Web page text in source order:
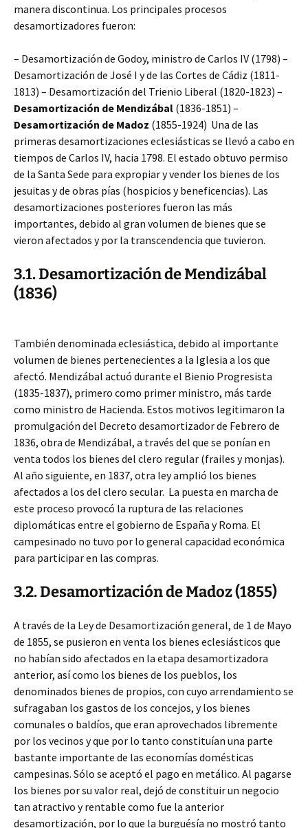
manera discontinua. Los principales procesos
desamortizadores fueron:
– Desamortización de Godoy, ministro de Carlos IV (1798) –
Desamortización de José I y de las Cortes de Cádiz (1811-
1813) – Desamortización del Trienio Liberal (1820-1823) –
Desamortización de Mendizábal (1836-1851) –
Desamortización de Madoz (1855-1924) Una de las
primeras desamortizaciones eclesiásticas se llevó a cabo en
tiempos de Carlos IV, hacia 1798. El estado obtuvo permiso
de la Santa Sede para expropiar y vender los bienes de los
jesuitas y de obras pías (hospicios y beneficencias). Las
desamortizaciones posteriores fueron las más
importantes, debido al gran volumen de bienes que se
vieron afectados y por la transcendencia que tuvieron.
3.1. Desamortización de Mendizábal
(1836)
También denominada eclesiástica, debido al importante
volumen de bienes pertenecientes a la Iglesia a los que
afectó. Mendizábal actuó durante el Bienio Progresista
(1835-1837), primero como primer ministro, más tarde
como ministro de Hacienda. Estos motivos legitimaron la
promulgación del Decreto desamortizador de Febrero de
1836, obra de Mendizábal, a través del que se ponían en
venta todos los bienes del clero regular (frailes y monjas).
Al año siguiente, en 1837, otra ley amplió los bienes
afectados a los del clero secular. La puesta en marcha de
este proceso provocó la ruptura de las relaciones
diplomáticas entre el gobierno de España y Roma. El
campesinado no tuvo por lo general capacidad económica
para participar en las compras.
3.2. Desamortización de Madoz (1855)
A través de la Ley de Desamortización general, de 1 de Mayo
de 1855, se pusieron en venta los bienes eclesiásticos que
no habían sido afectados en la etapa desamortizadora
anterior, así como los bienes de los pueblos, los
denominados bienes de propios, con cuyo arrendamiento se
sufragaban los gastos de los concejos, y los bienes
comunales o baldíos, que eran aprovechados libremente
por los vecinos y que por lo tanto constituían una parte
bastante importante de las economías domésticas
campesinas. Sólo se aceptó el pago en metálico. Al pagarse
los bienes por su valor real, dejó de constituir un negocio
tan atractivo y rentable como fue la anterior
desamortización, por lo que la burguésía no mostró tanto